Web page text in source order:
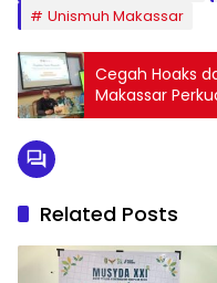
Unismuh Makassar
Cegah Hoaks
Makassar
Related Posts